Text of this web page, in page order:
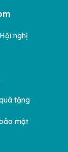
nghị
tặng
mật